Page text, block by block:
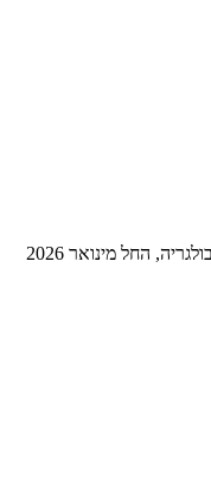
אייר חיפה משיקה קו טיסות מחיפה לסופיה, בולגריה, החל מינואר 2026